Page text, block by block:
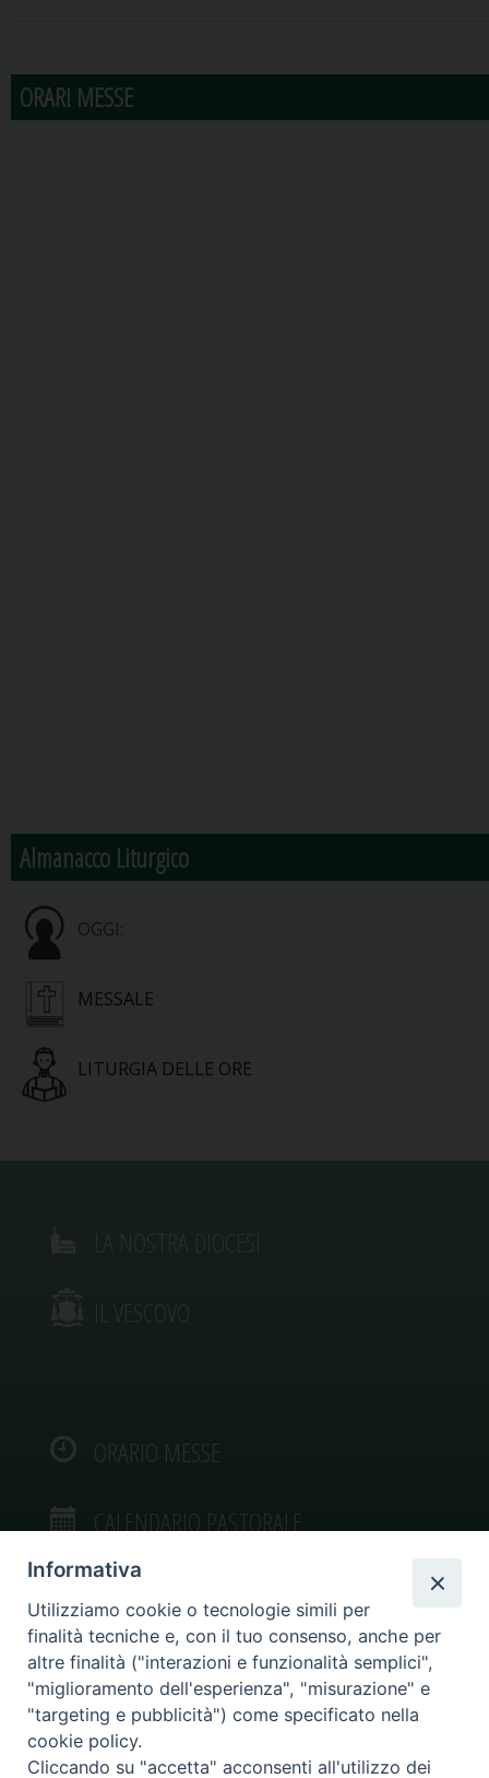
ORARI MESSE
Almanacco Liturgico
OGGI:
MESSALE
LITURGIA DELLE ORE
IL VESCOVO
ORARIO MESSE
CALENDARIO PASTORALE
VIDEOGALLERY
PHOTOGALLERY
Informativa
Utilizziamo cookie o tecnologie simili per
finalità tecniche e, con il tuo consenso, anche per
altre finalità ("interazioni e funzionalità semplici",
"miglioramento dell'esperienza", "misurazione" e
"targeting e pubblicità") come specificato nella
cookie policy.
Cliccando su "accetta" acconsenti all'utilizzo dei